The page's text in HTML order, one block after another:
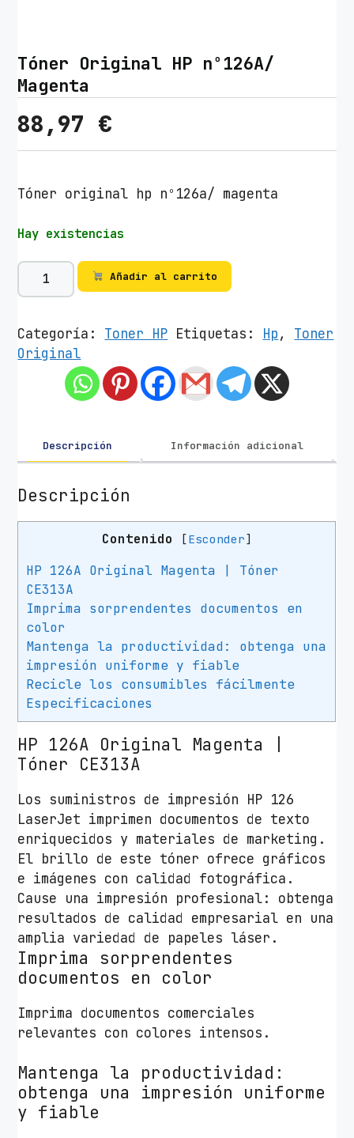
Tóner Original HP nº126A/
Magenta
88,97 €
Tóner original hp nº126a/ magenta
Hay existencias
T
ó
e
r
n
a
l
H
a
g
e
t
a
c
a
n
t
i
d
a
d
Añadir al carrito
Categoría: Toner HP Etiquetas: Hp, Toner
Original
Descripción Información adicional
Descripción
Contenido [Esconder]
HP 126A Original Magenta | Tóner
CE313A
Imprima sorprendentes documentos en
color
Mantenga la productividad: obtenga una
impresión uniforme y fiable
Recicle los consumibles fácilmente
Especificaciones
HP 126A Original Magenta |
Tóner CE313A
Los suministros de impresión HP 126
LaserJet imprimen documentos de texto
enriquecidos y materiales de marketing.
El brillo de este tóner ofrece gráficos
e imágenes con calidad fotográfica.
Cause una impresión profesional: obtenga
resultados de calidad empresarial en una
amplia variedad de papeles láser.
Imprima sorprendentes
documentos en color
Imprima documentos comerciales
relevantes con colores intensos.
Mantenga la productividad:
obtenga una impresión uniforme
y fiable